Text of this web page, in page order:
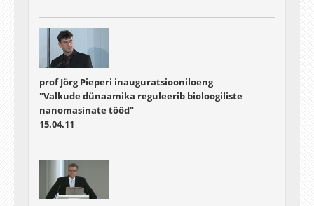
prof Jörg Pieperi inauguratsiooniloeng
"Valkude dünaamika reguleerib bioloogiliste
nanomasinate tööd"
15.04.11